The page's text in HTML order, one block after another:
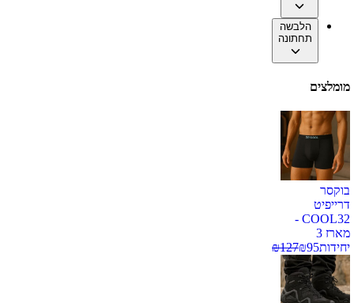
הלבשה
תחתונה
מומלצים
בוקסר
דרייפיט
COOL32 -
מארז 3
יחידות
₪95
₪127